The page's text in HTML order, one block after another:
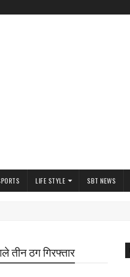
LIFE STYLE SBT NEWS
तीन ठग गिरफ्तार